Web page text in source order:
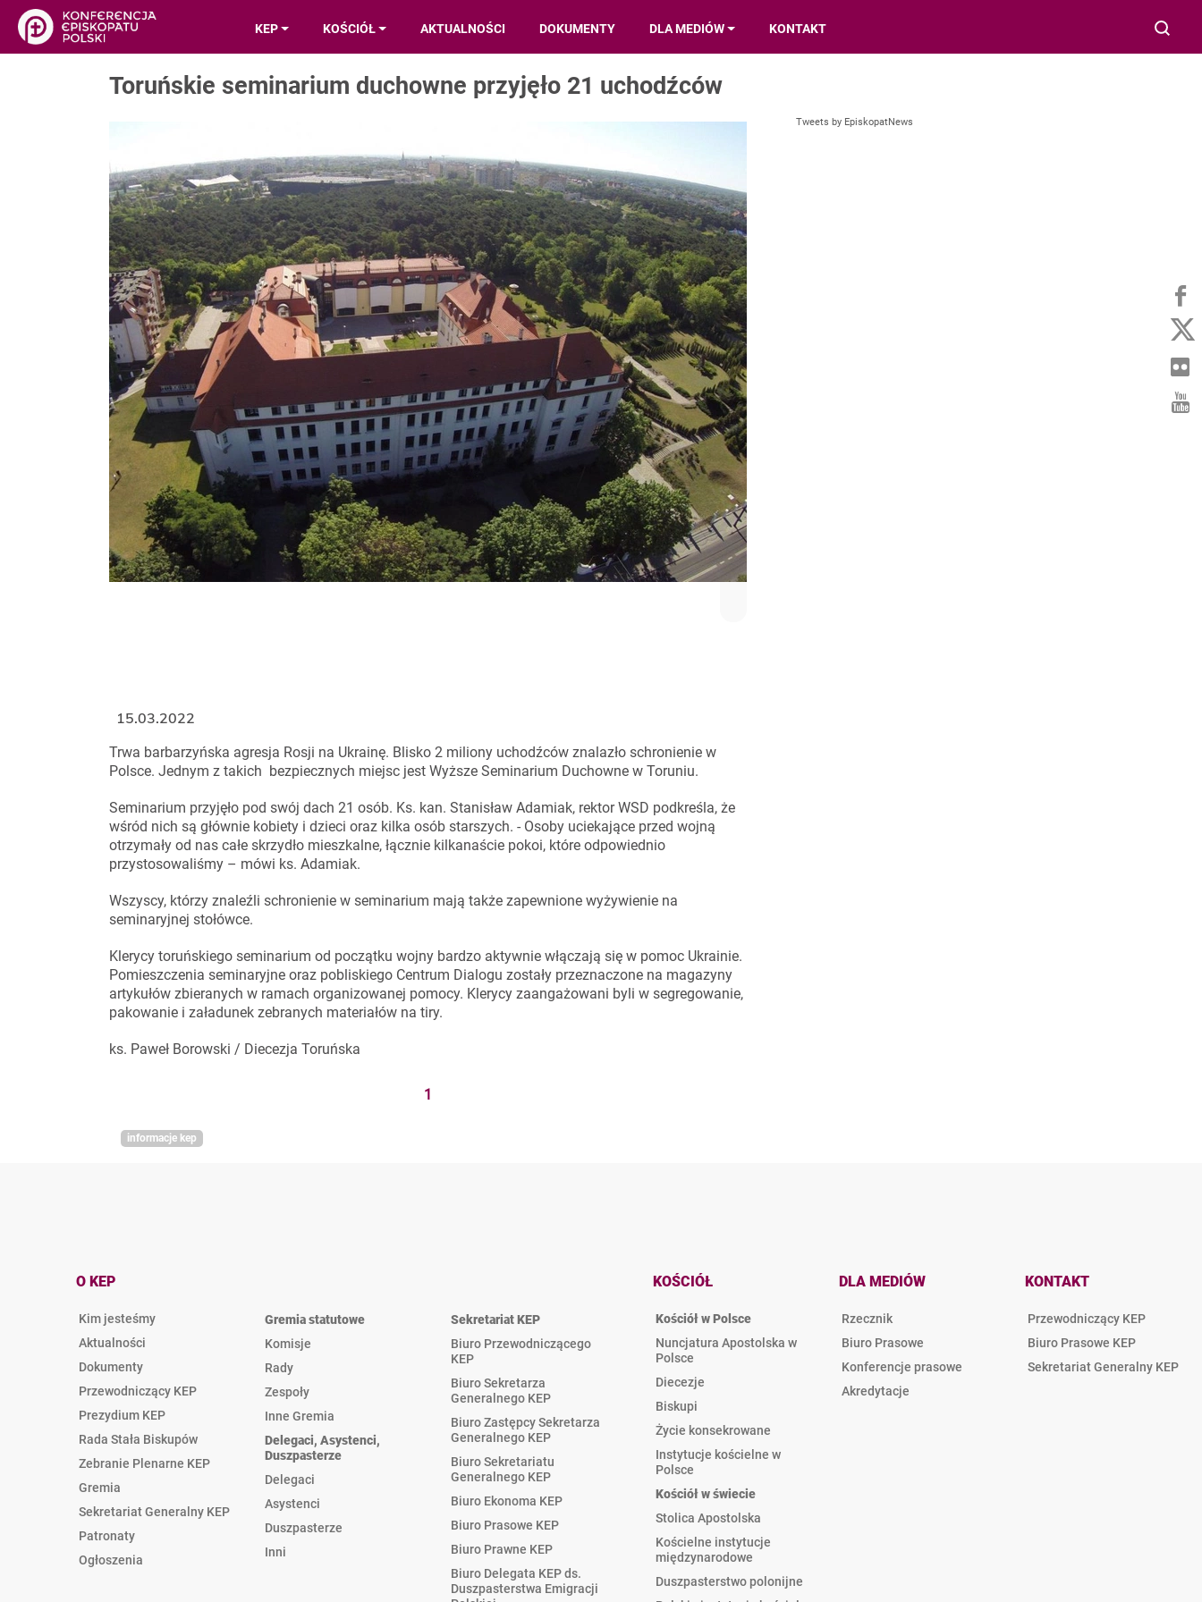
KEP KOŚCIÓŁ AKTUALNOŚCI DOKUMENTY DLA MEDIÓW KONTAKT
Toruńskie seminarium duchowne przyjęło 21 uchodźców
Trwa barbarzyńska agresja Rosji na Ukrainę. Blisko 2 miliony uchodźców znalazło schronienie w
Polsce. Jednym z takich bezpiecznych miejsc jest Wyższe Seminarium Duchowne w Toruniu.
Seminarium przyjęło pod swój dach 21 osób. Ks. kan. Stanisław Adamiak, rektor WSD podkreśla, że
wśród nich są głównie kobiety i dzieci oraz kilka osób starszych. - Osoby uciekające przed wojną
otrzymały od nas całe skrzydło mieszkalne, łącznie kilkanaście pokoi, które odpowiednio
przystosowaliśmy – mówi ks. Adamiak.
Wszyscy, którzy znaleźli schronienie w seminarium mają także zapewnione wyżywienie na
seminaryjnej stołówce.
Klerycy toruńskiego seminarium od początku wojny bardzo aktywnie włączają się w pomoc Ukrainie.
Pomieszczenia seminaryjne oraz pobliskiego Centrum Dialogu zostały przeznaczone na magazyny
artykułów zbieranych w ramach organizowanej pomocy. Klerycy zaangażowani byli w segregowanie,
pakowanie i załadunek zebranych materiałów na tiry.
ks. Paweł Borowski / Diecezja Toruńska
1
15.03.2022
informacje kep
Tweets by EpiskopatNews
O KEP
Kim jesteśmy
Aktualności
Dokumenty
Przewodniczący KEP
Prezydium KEP
Rada Stała Biskupów
Zebranie Plenarne KEP
Gremia
Sekretariat Generalny KEP
Patronaty
Ogłoszenia
Gremia statutowe
Komisje
Rady
Zespoły
Inne Gremia
Delegaci, Asystenci,
Duszpasterze
Delegaci
Asystenci
Duszpasterze
Inni
Sekretariat KEP
Biuro Przewodniczącego
KEP
Biuro Sekretarza
Generalnego KEP
Biuro Zastępcy Sekretarza
Generalnego KEP
Biuro Sekretariatu
Generalnego KEP
Biuro Ekonoma KEP
Biuro Prasowe KEP
Biuro Prawne KEP
Biuro Delegata KEP ds.
Duszpasterstwa Emigracji
KOŚCIÓŁ
Kościół w Polsce
Nuncjatura Apostolska w
Polsce
Diecezje
Biskupi
Życie konsekrowane
Instytucje kościelne w
Polsce
Kościół w świecie
Stolica Apostolska
Kościelne instytucje
międzynarodowe
Duszpasterstwo polonijne
DLA MEDIÓW
Rzecznik
Biuro Prasowe
Konferencje prasowe
Akredytacje
KONTAKT
Przewodniczący KEP
Biuro Prasowe KEP
Sekretariat Generalny KEP